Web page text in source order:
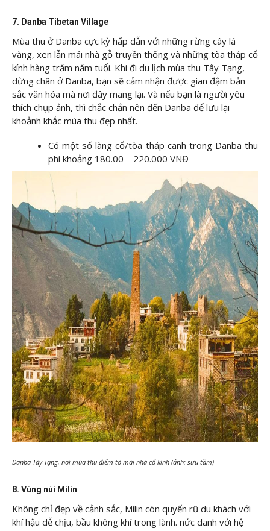
7. Danba Tibetan Village
Mùa thu ở Danba cực kỳ hấp dẫn với những rừng cây lá
vàng, xen lẫn mái nhà gỗ truyền thống và những tòa tháp cổ
kính hàng trăm năm tuổi. Khi đi du lịch mùa thu Tây Tạng,
dừng chân ở Danba, bạn sẽ cảm nhận được gian đậm bản
sắc văn hóa mà nơi đây mang lại. Và nếu bạn là người yêu
thích chụp ảnh, thì chắc chắn nên đến Danba để lưu lại
khoảnh khắc mùa thu đẹp nhất.
Có một số làng cổ/tòa tháp canh trong Danba thu
phí khoảng 180.00 – 220.000 VNĐ
Danba Tây Tạng, nơi mùa thu điểm tô mái nhà cổ kính (ảnh: sưu tầm)
8. Vùng núi Milin
Không chỉ đẹp về cảnh sắc, Milin còn quyến rũ du khách với
khí hậu dễ chịu, bầu không khí trong lành. nức danh với hệ